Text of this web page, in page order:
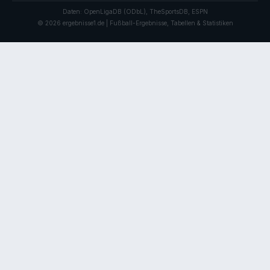
Daten: OpenLigaDB (ODbL), TheSportsDB, ESPN
© 2026 ergebnisse1.de | Fußball-Ergebnisse, Tabellen & Statistiken